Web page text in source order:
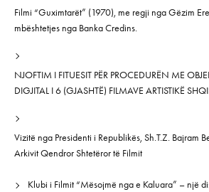
Filmi “Guximtarët” (1970), me regji nga Gëzim
mbështetjes nga Banka Credins.
NJOFTIM I FITUESIT PËR PROCEDURËN ME
DIGJITAL I 6 (GJASHTË) FILMAVE ARTISTIKË
Vizitë nga Presidenti i Republikës, Sh.T.Z. Bajram
Arkivit Qendror Shtetëror të Filmit
Klubi i Filmit “Mësojmë nga e Kaluara” – një